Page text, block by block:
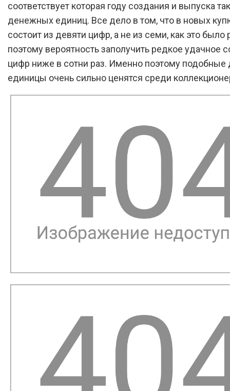
соответствует которая году создания и выпуска
денежных единиц. Все дело в том, что в новых
состоит из девяти цифр, а не из семи, как это было
поэтому вероятность заполучить редкое удачное
цифр ниже в сотни раз. Именно поэтому
единицы очень сильно ценятся среди